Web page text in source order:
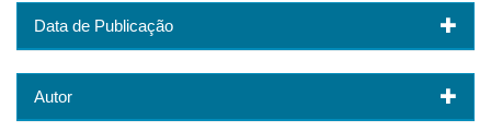
Data de Publicação
Autor